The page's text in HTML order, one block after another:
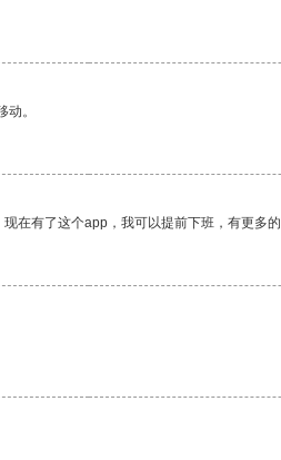
。
在有了这个app，我可以提前下班，有更多的